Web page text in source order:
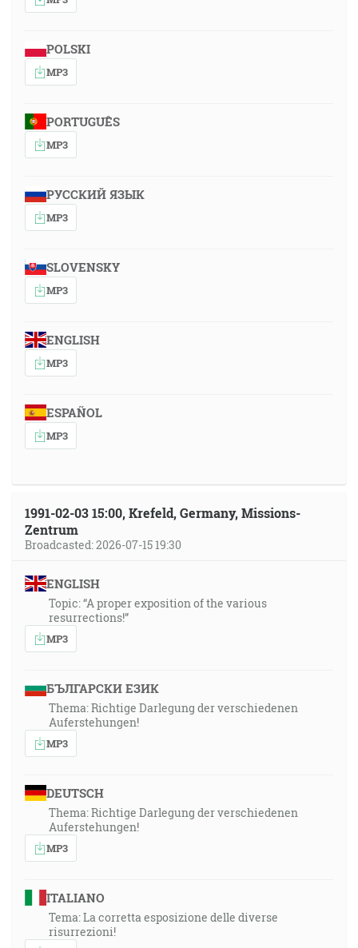
POLSKI
MP3
PORTUGUÊS
MP3
РУССКИЙ ЯЗЫК
MP3
SLOVENSKY
MP3
ENGLISH
MP3
ESPAÑOL
MP3
1991-02-03 15:00, Krefeld, Germany, Missions-
Zentrum
Broadcasted: 2026-07-15 19:30
ENGLISH
Topic: “A proper exposition of the various
resurrections!”
MP3
БЪЛГАРСКИ ЕЗИК
Thema: Richtige Darlegung der verschiedenen
Auferstehungen!
MP3
DEUTSCH
Thema: Richtige Darlegung der verschiedenen
Auferstehungen!
MP3
ITALIANO
Tema: La corretta esposizione delle diverse
risurrezioni!